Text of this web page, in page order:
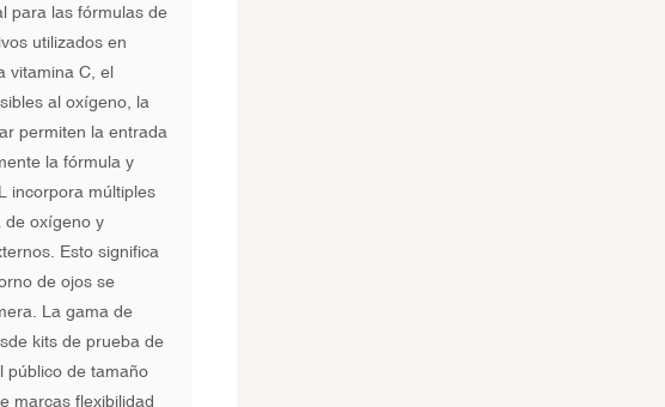
para las fórmulas de
utilizados en
vitamina C, el
al oxígeno, la
permiten la entrada
la fórmula y
incorpora múltiples
de oxígeno y
Esto significa
de ojos se
La gama de
kits de prueba de
público de tamaño
marcas flexibilidad